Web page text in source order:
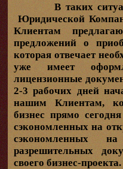
В таких
Юридической
Клиентам
предложений о
которая отвечает
уже имеет
лицензионные
2-3 рабочих дней
нашим Клиентам,
бизнес прямо
сэкономленных на
сэкономленных
разрешительных
своего бизнес-проекта.